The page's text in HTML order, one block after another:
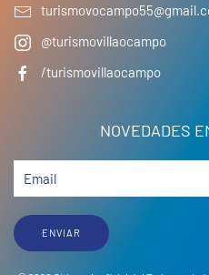
@turismovillaocampo
/turismovillaocampo
NOVEDADES
ENVIAR